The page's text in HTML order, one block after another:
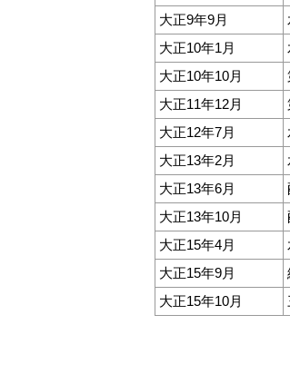
大正9年9月
大正10年1月
大正10年10月
大正11年12月
大正12年7月
大正13年2月
大正13年6月
大正13年10月
大正15年4月
大正15年9月
大正15年10月